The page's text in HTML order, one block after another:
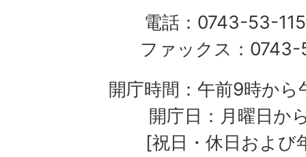
電話：0743-53-
ファックス：
開庁時間：午前9時か
開庁日：月曜日か
[祝日・休日および